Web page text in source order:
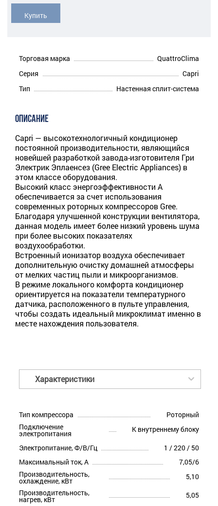
Купить
Торговая марка
QuattroClima
Серия
Capri
Тип
Настенная сплит-система
ОПИСАНИЕ
Capri — высокотехнологичный кондиционер
постоянной производительности, являющийся
новейшей разработкой завода-изготовителя Гри
Электрик Эплаенсез (Gree Electric Appliances) в
этом классе оборудования.
Высокий класс энергоэффективности A
обеспечивается за счет использования
современных роторных компрессоров Gree.
Благодаря улучшенной конструкции вентилятора,
данная модель имеет более низкий уровень шума
при более высоких показателях
воздухообработки.
Встроенный ионизатор воздуха обеспечивает
дополнительную очистку домашней атмосферы
от мелких частиц пыли и микроорганизмов.
В режиме локального комфорта кондиционер
ориентируется на показатели температурного
датчика, расположенного в пульте управления,
чтобы создать идеальный микроклимат именно в
месте нахождения пользователя.
Характеристики
Тип компрессора
Роторный
Подключение
электропитания К внутреннему блоку
Электропитание, Ф/В/Гц
1 / 220 / 50
Максимальный ток, А
7,05/6
Производительность,
охлаждение, кВт
5,10
Производительность,
нагрев, кВт
5,05